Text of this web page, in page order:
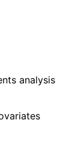
analysis